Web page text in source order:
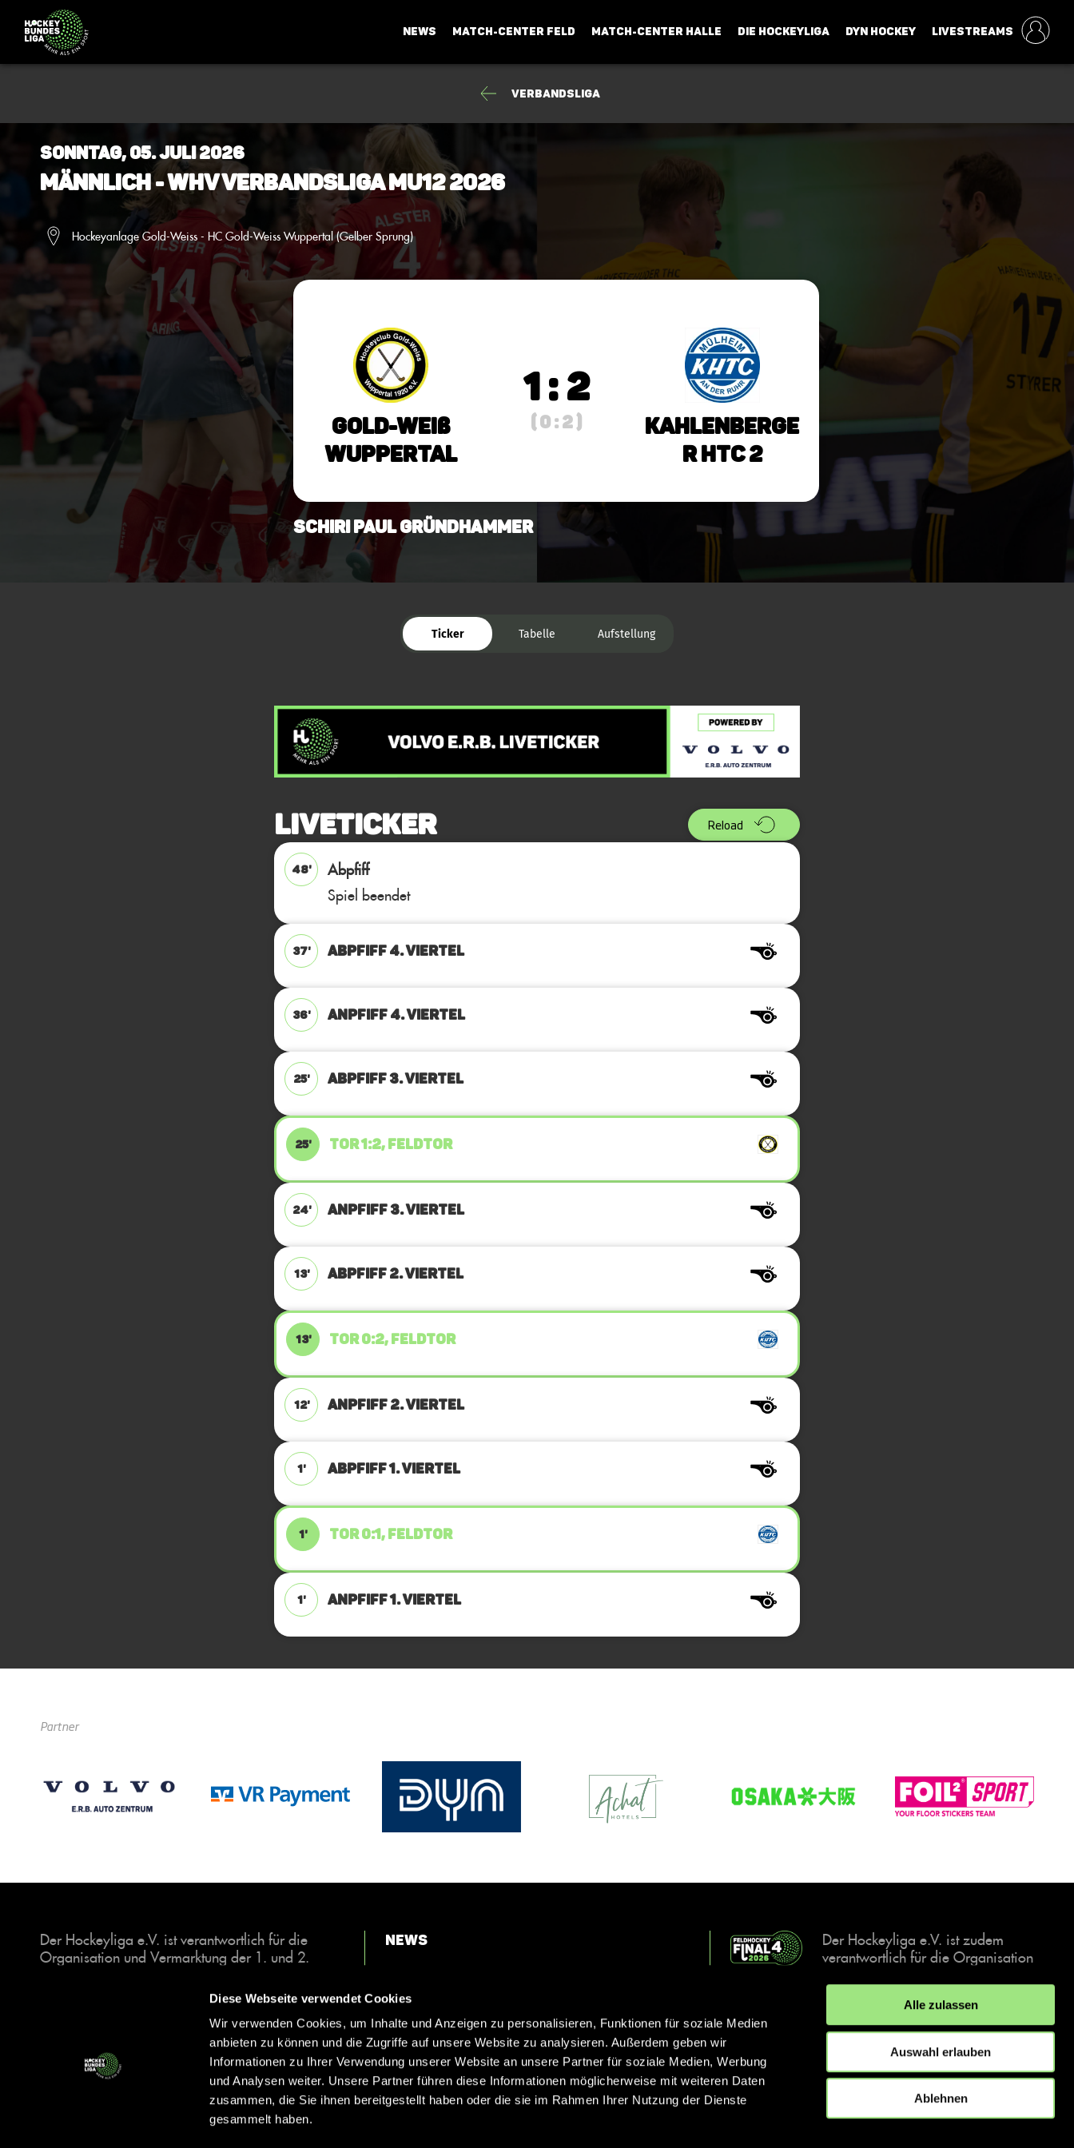
Diese Webseite verwendet Cookies
Wir verwenden Cookies, um Inhalte und Anzeigen zu personalisieren, Funktionen für soziale Medien
anbieten zu können und die Zugriffe auf unsere Website zu analysieren. Außerdem geben wir
Informationen zu Ihrer Verwendung unserer Website an unsere Partner für soziale Medien, Werbung
und Analysen weiter. Unsere Partner führen diese Informationen möglicherweise mit weiteren Daten
zusammen, die Sie ihnen bereitgestellt haben oder die sie im Rahmen Ihrer Nutzung der Dienste
gesammelt haben.
Alle zulassen
Auswahl erlauben
Ablehnen
NEWS MATCH-CENTER FELD MATCH-CENTER HALLE DIE HOCKEYLIGA DYN HOCKEY LIVESTREAMS
Verbandsliga
Sonntag, 05. Juli 2026
Männlich - WHV Verbandsliga mU12 2026
Hockeyanlage Gold-Weiss - HC Gold-Weiss Wuppertal (Gelber Sprung)
Gold-Weiß
Wuppertal
1 : 2
( 0 : 2 )
Kahlenberge
r HTC 2
Schiri Paul Gründhammer
Ticker Tabelle Aufstellung
Liveticker Reload
48'
Abpfiff
Spiel beendet
37' ABPFIFF 4. Viertel
36' ANPFIFF 4. Viertel
25' ABPFIFF 3. Viertel
25' TOR 1:2, FELDTOR
24' ANPFIFF 3. Viertel
13' ABPFIFF 2. Viertel
13' TOR 0:2, FELDTOR
12' ANPFIFF 2. Viertel
1' ABPFIFF 1. Viertel
1' TOR 0:1, FELDTOR
1' ANPFIFF 1. Viertel
Partner
Der Hockeyliga e.V. ist verantwortlich für die
Organisation und Vermarktung der 1. und 2.
Halle. Insgesamt sind über 60 Vereine unter dem
Dach der Hockeyliga organisiert, sowohl im
Herren als auch im Damen Bereich.
News
Kontakt
Der Hockeyliga e.V. ist zudem
verantwortlich für die Organisation
Events, der deutschen Hockey-
Meisterschaften.
IMPRESSUM DATENSCHUTZERKLÄRUNG
© 2026 hockey.de